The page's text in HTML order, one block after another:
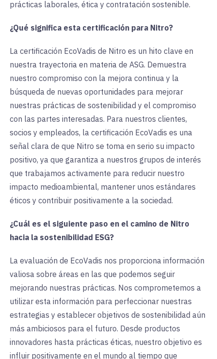
prácticas laborales, ética y contratación sostenible.
¿Qué significa esta certificación para Nitro?
La certificación EcoVadis de Nitro es un hito clave en
nuestra trayectoria en materia de ASG. Demuestra
nuestro compromiso con la mejora continua y la
búsqueda de nuevas oportunidades para mejorar
nuestras prácticas de sostenibilidad y el compromiso
con las partes interesadas. Para nuestros clientes,
socios y empleados, la certificación EcoVadis es una
señal clara de que Nitro se toma en serio su impacto
positivo, ya que garantiza a nuestros grupos de interés
que trabajamos activamente para reducir nuestro
impacto medioambiental, mantener unos estándares
éticos y contribuir positivamente a la sociedad.
¿Cuál es el siguiente paso en el camino de Nitro
hacia la sostenibilidad ESG?
La evaluación de EcoVadis nos proporciona información
valiosa sobre áreas en las que podemos seguir
mejorando nuestras prácticas. Nos comprometemos a
utilizar esta información para perfeccionar nuestras
estrategias y establecer objetivos de sostenibilidad aún
más ambiciosos para el futuro. Desde productos
innovadores hasta prácticas éticas, nuestro objetivo es
influir positivamente en el mundo al tiempo que